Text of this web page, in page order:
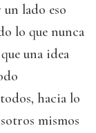
lado eso
lo que nunca
una idea
hacia lo
mismos